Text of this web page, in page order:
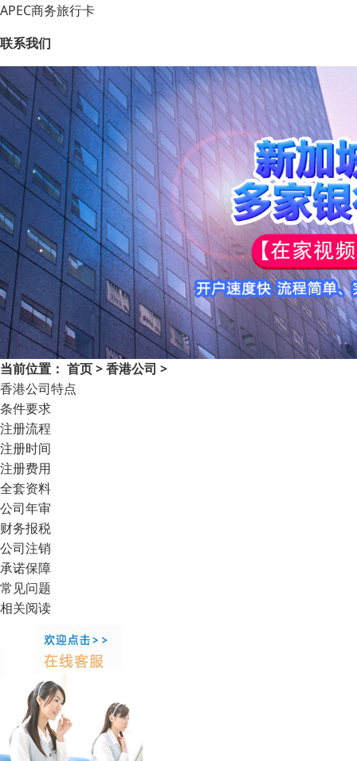
APEC商务旅行卡
联系我们
当前位置： 首页>香港公司 >
香港公司特点
条件要求
注册流程
注册时间
注册费用
全套资料
公司年审
财务报税
公司注销
承诺保障
常见问题
相关阅读